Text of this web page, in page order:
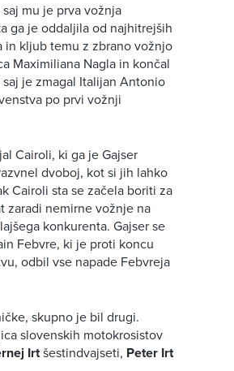
mu je prva vožnja
ga je oddaljila od najhitrejših
in kljub temu z zbrano vožnjo
Maximiliana Nagla in končal
je zmagal Italijan Antonio
po prvi vožnji
Cairoli, ki ga je Gajser
dvoboj, kot si jih lahko
Cairoli sta se začela boriti za
zaradi nemirne vožnje na
konkurenta. Gajser se
Febvre, ki je proti koncu
odbil vse napade Febvreja
skupno je bil drugi.
slovenskih motokrosistov
Irtšestindvajseti, Peter Irt